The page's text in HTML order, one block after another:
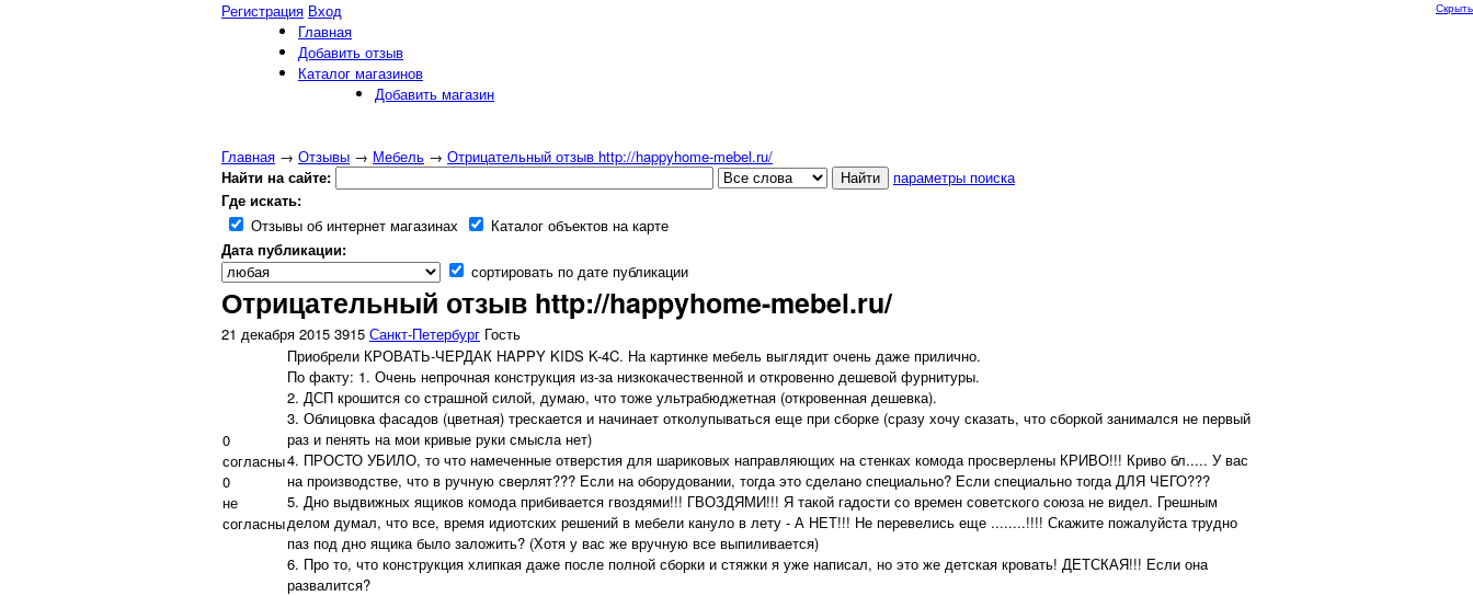
Регистрация Вход
Главная
Добавить отзыв
Каталог магазинов
Добавить магазин
Главная → Отзывы → Мебель → Отрицательный отзыв http://happyhome-mebel.ru/
Найти на сайте:
параметры поиска
Где искать:
Отзывы об интернет магазинах
Каталог объектов на карте
Дата публикации:
сортировать по дате публикации
Скрыть
Отрицательный отзыв http://happyhome-mebel.ru/
21 декабря 2015 3915 Санкт-Петербург Гость
0
согласны
0
не
согласны
Приобрели КРОВАТЬ-ЧЕРДАК HAPPY KIDS K-4C. На картинке мебель выглядит очень даже прилично.
По факту: 1. Очень непрочная конструкция из-за низкокачественной и откровенно дешевой фурнитуры.
2. ДСП крошится со страшной силой, думаю, что тоже ультрабюджетная (откровенная дешевка).
3. Облицовка фасадов (цветная) трескается и начинает отколупываться еще при сборке (сразу хочу сказать, что сборкой занимался не первый
раз и пенять на мои кривые руки смысла нет)
4. ПРОСТО УБИЛО, то что намеченные отверстия для шариковых направляющих на стенках комода просверлены КРИВО!!! Криво бл..... У вас
на производстве, что в ручную сверлят??? Если на оборудовании, тогда это сделано специально? Если специально тогда ДЛЯ ЧЕГО???
5. Дно выдвижных ящиков комода прибивается гвоздями!!! ГВОЗДЯМИ!!! Я такой гадости со времен советского союза не видел. Грешным
делом думал, что все, время идиотских решений в мебели кануло в лету - А НЕТ!!! Не перевелись еще ........!!!! Скажите пожалуйста трудно
паз под дно ящика было заложить? (Хотя у вас же вручную все выпиливается)
6. Про то, что конструкция хлипкая даже после полной сборки и стяжки я уже написал, но это же детская кровать! ДЕТСКАЯ!!! Если она
развалится?